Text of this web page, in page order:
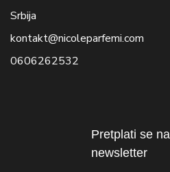
Srbija
kontakt@nicoleparfemi.com
0606262532
Pretplati se na
newsletter